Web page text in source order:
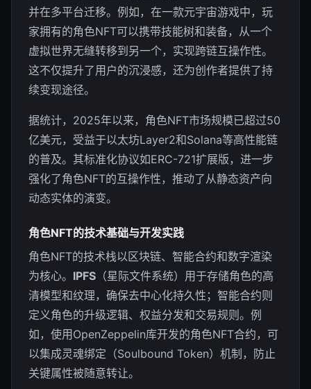
并在多平台迁移。例如，在一款元宇宙游戏中，玩
家拥有的角色NFT可以携带技能树和装备，从一个
虚拟世界无缝转移到另一个，实现跨链互操作性。
这不仅提升了用户的沉浸感，还为创作者提供了持
续变现途径。
据统计，2025年以来，角色NFT市场规模已超过50
亿美元，受益于以太坊Layer2和Solana等高性能链
的普及。其标准化协议如ERC-721扩展版，进一步
强化了角色NFT的互操作性，推动了从静态资产向
动态实体的演变。
角色NFT的技术基础与开发实践
角色NFT的技术栈以区块链、智能合约和数字渲染
为核心。 IPFS （星际文件系统）用于存储角色的高
清模型和纹理，确保去中心化持久性；智能合约则
定义角色的升级逻辑、权益分发和交易规则。例
如，使用OpenZeppelin库开发的角色NFT合约，可
以集成灵魂绑定（Soulbound Token）机制，防止
关键属性被随意转让。